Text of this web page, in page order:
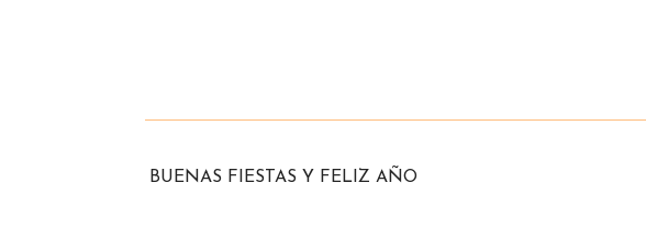
BUENAS FIESTAS Y FELIZ AÑO